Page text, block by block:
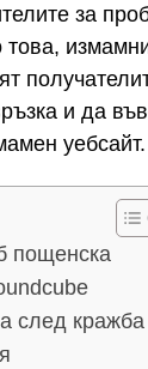
за
това,
и да
уебсайт.
пощенска
след кражба